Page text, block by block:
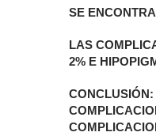
SE
LAS
2% E
CONCLUSIÓN: